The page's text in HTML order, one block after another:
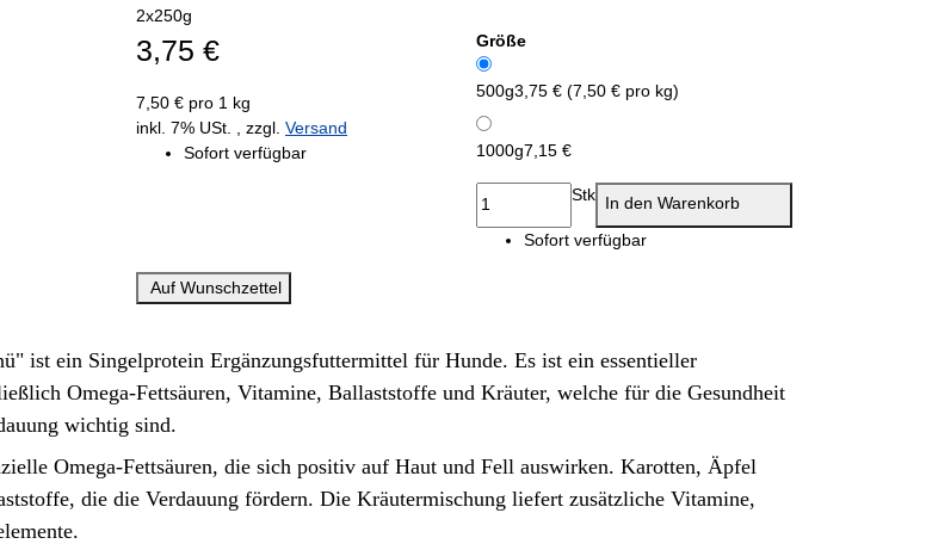
2x250g
3,75 €
7,50 € pro 1 kg
inkl. 7% USt. , zzgl. Versand
Sofort verfügbar
Größe
500g3,75 € (7,50 € pro kg)
1000g7,15 €
Stk In den Warenkorb
Sofort verfügbar
Auf Wunschzettel
ist ein Singelprotein Ergänzungsfuttermittel für Hunde. Es ist ein essentieller
Omega-Fettsäuren, Vitamine, Ballaststoffe und Kräuter, welche für die Gesundheit
wichtig sind.
Omega-Fettsäuren, die sich positiv auf Haut und Fell auswirken. Karotten, Äpfel
die die Verdauung fördern. Die Kräutermischung liefert zusätzliche Vitamine,